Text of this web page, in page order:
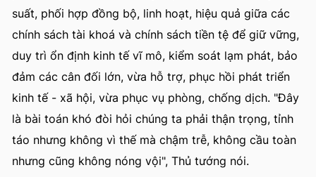
suất, phối hợp đồng bộ, linh hoạt, hiệu quả giữa các
chính sách tài khoá và chính sách tiền tệ để giữ vững,
duy trì ổn định kinh tế vĩ mô, kiểm soát lạm phát, bảo
đảm các cân đối lớn, vừa hỗ trợ, phục hồi phát triển
kinh tế - xã hội, vừa phục vụ phòng, chống dịch. "Đây
là bài toán khó đòi hỏi chúng ta phải thận trọng, tỉnh
táo nhưng không vì thế mà chậm trễ, không cầu toàn
nhưng cũng không nóng vội", Thủ tướng nói.